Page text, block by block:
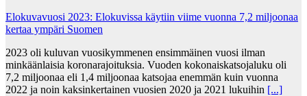
Elokuvavuosi 2023: Elokuvissa käytiin viime vuonna 7,2 miljoonaa
kertaa ympäri Suomen
2023 oli kuluvan vuosikymmenen ensimmäinen vuosi ilman
minkäänlaisia koronarajoituksia. Vuoden kokonaiskatsojaluku oli
7,2 miljoonaa eli 1,4 miljoonaa katsojaa enemmän kuin vuonna
2022 ja noin kaksinkertainen vuosien 2020 ja 2021 lukuihin [...]